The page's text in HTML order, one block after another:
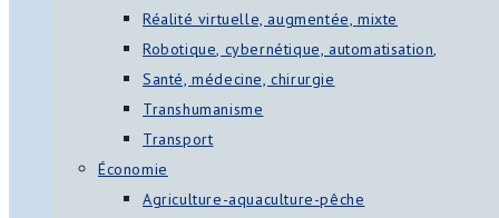
Réalité virtuelle, augmentée, mixte
Robotique, cybernétique, automatisation,
Santé, médecine, chirurgie
Transhumanisme
Transport
Économie
Agriculture-aquaculture-pêche